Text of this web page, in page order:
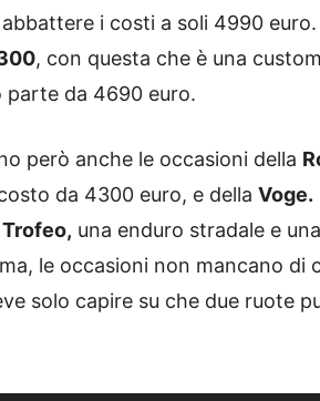
i costi a soli 4990
, con questa che è una
parte da 4690 euro.
però anche le occasioni della
da 4300 euro, e della Voge.
una enduro stradale e
le occasioni non mancano di
solo capire su che due ruote